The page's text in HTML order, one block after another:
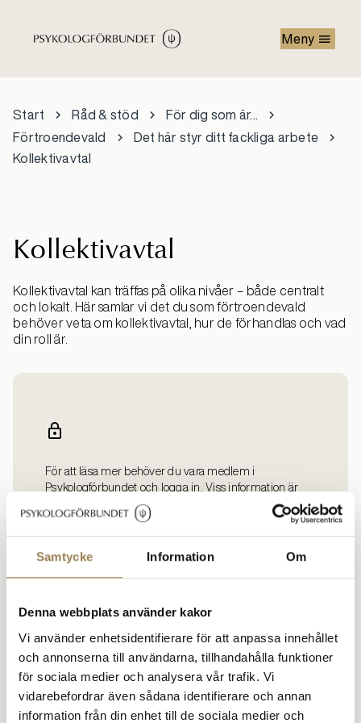
Samtycke Information Om
Denna webbplats använder kakor
Vi använder enhetsidentifierare för att anpassa innehållet
och annonserna till användarna, tillhandahålla funktioner
för sociala medier och analysera vår trafik. Vi
vidarebefordrar även sådana identifierare och annan
information från din enhet till de sociala medier och
Meny
Start Råd & stöd
För dig som är...
Förtroendevald
Det här styr ditt fackliga arbete
Kollektivavtal
Kollektivavtal
Kollektivavtal kan träffas på olika nivåer – både centralt
och lokalt. Här samlar vi det du som förtroendevald
behöver veta om kollektivavtal, hur de förhandlas och vad
din roll är.
För att läsa mer behöver du vara medlem i
Psykologförbundet och logga in. Viss information är
enbart tillgänglig för förtroendevalda och
företagarmedlemmar.
Logga in Bli medlem